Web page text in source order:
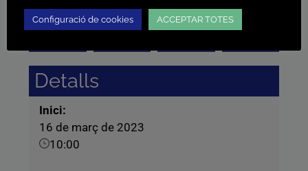
00 00 00
Detalls
Inici:
16 de març de 2023
10:00
Configuració de cookies ACCEPTAR TOTES